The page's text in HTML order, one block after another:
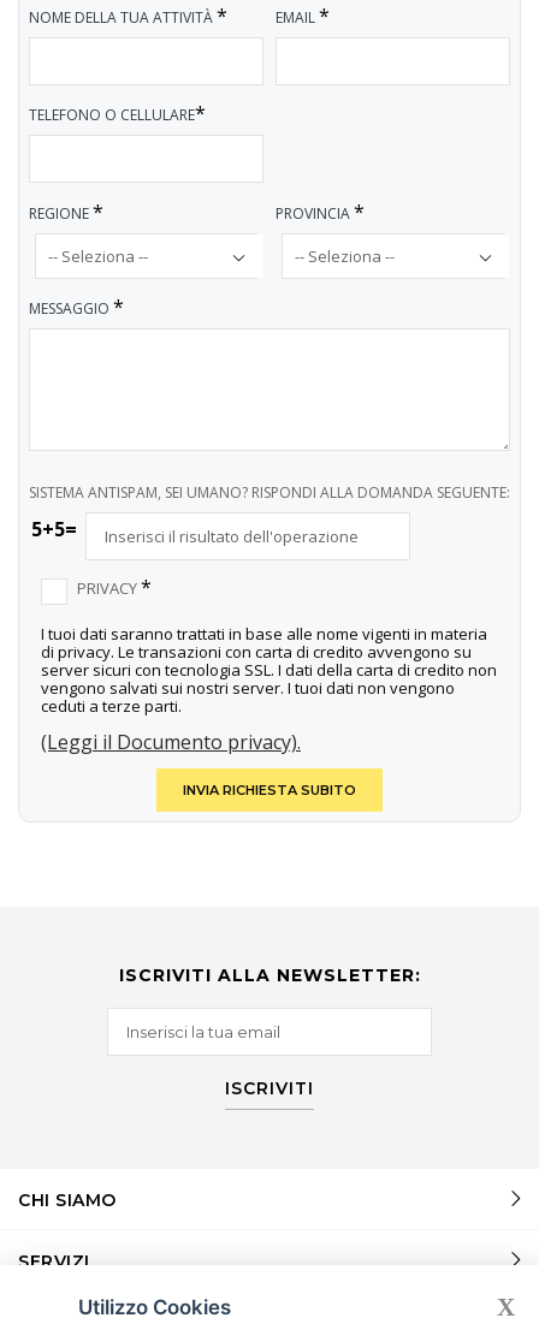
NOME DELLA TUA ATTIVITÀ* EMAIL*
TELEFONO O CELLULARE*
REGIONE* PROVINCIA*
MESSAGGIO *
SISTEMA ANTISPAM, SEI UMANO? RISPONDI ALLA DOMANDA SEGUENTE:
5+5=
PRIVACY*
I tuoi dati saranno trattati in base alle nome vigenti in materia
di privacy. Le transazioni con carta di credito avvengono su
server sicuri con tecnologia SSL. I dati della carta di credito non
vengono salvati sui nostri server. I tuoi dati non vengono
ceduti a terze parti.
(Leggi il Documento privacy).
INVIA RICHIESTA SUBITO
ISCRIVITI ALLA NEWSLETTER:
ISCRIVITI
CHI SIAMO
SERVIZI
Utilizzo Cookies X